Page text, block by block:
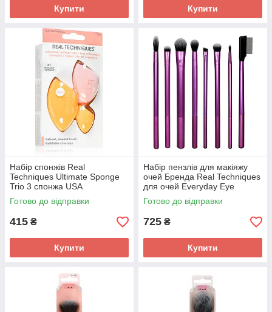
Купити Купити
Набір спонжів Real
Techniques Ultimate Sponge
Trio 3 спонжа USA
Готово до відправки
415 ₴
Купити
Набір пензлів для макіяжу
очей Бренда Real Techniques
для очей Everyday Eye
Essentials Makeup Brush Set
USA
Готово до відправки
725 ₴
Купити